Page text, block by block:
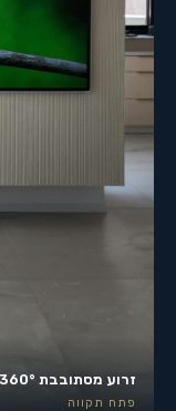
זרוע מסתובבת 360°
פתח תקווה